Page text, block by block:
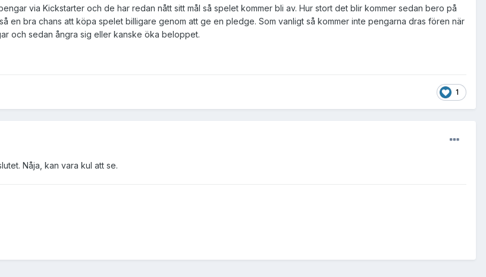
via Kickstarter och de har redan nått sitt mål så spelet kommer bli av. Hur stort det blir kommer sedan bero på
en bra chans att köpa spelet billigare genom att ge en pledge. Som vanligt så kommer inte pengarna dras fören när
och sedan ångra sig eller kanske öka beloppet.
1
Nåja, kan vara kul att se.